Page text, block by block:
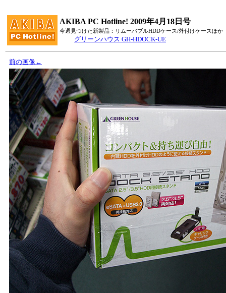
AKIBA PC Hotline! 2009年4月18日号
今週見つけた新製品：リムーバブルHDDケース/外付けケースほか
グリーンハウス GH-HDOCK-UE
前の画像←